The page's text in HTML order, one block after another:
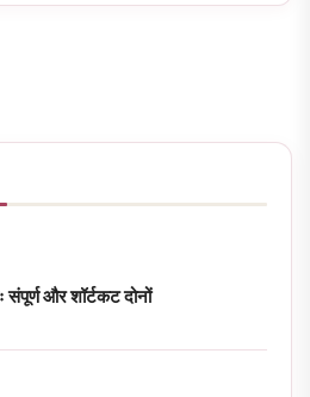
संपूर्ण और शॉर्टकट दोनों